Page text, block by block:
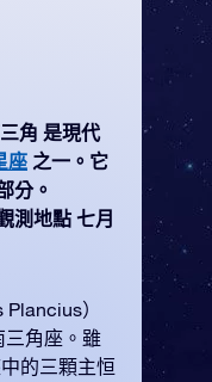
角 是現代
座 之一。它
分。
測地點 七月
）
三角座。雖
的三顆主恒